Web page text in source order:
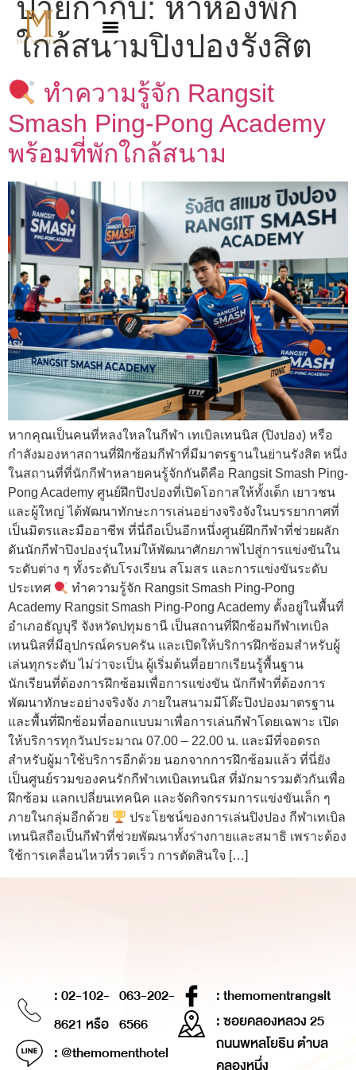
ป้ายกำกับ: หาห้องพัก
ใกล้สนามปิงปองรังสิต
ทำความรู้จัก Rangsit
Smash Ping-Pong Academy
พร้อมที่พักใกล้สนาม
หากคุณเป็นคนที่หลงใหลในกีฬา เทเบิลเทนนิส (ปิงปอง) หรือ
กำลังมองหาสถานที่ฝึกซ้อมกีฬาที่มีมาตรฐานในย่านรังสิต หนึ่ง
ในสถานที่ที่นักกีฬาหลายคนรู้จักกันดีคือ Rangsit Smash Ping-
Pong Academy ศูนย์ฝึกปิงปองที่เปิดโอกาสให้ทั้งเด็ก เยาวชน
และผู้ใหญ่ ได้พัฒนาทักษะการเล่นอย่างจริงจังในบรรยากาศที่
เป็นมิตรและมืออาชีพ ที่นี่ถือเป็นอีกหนึ่งศูนย์ฝึกกีฬาที่ช่วยผลัก
ดันนักกีฬาปิงปองรุ่นใหม่ให้พัฒนาศักยภาพไปสู่การแข่งขันใน
ระดับต่าง ๆ ทั้งระดับโรงเรียน สโมสร และการแข่งขันระดับ
ประเทศ
ทำความรู้จัก Rangsit Smash Ping-Pong
Academy Rangsit Smash Ping-Pong Academy ตั้งอยู่ในพื้นที่
อำเภอธัญบุรี จังหวัดปทุมธานี เป็นสถานที่ฝึกซ้อมกีฬาเทเบิล
เทนนิสที่มีอุปกรณ์ครบครัน และเปิดให้บริการฝึกซ้อมสำหรับผู้
เล่นทุกระดับ ไม่ว่าจะเป็น ผู้เริ่มต้นที่อยากเรียนรู้พื้นฐาน
นักเรียนที่ต้องการฝึกซ้อมเพื่อการแข่งขัน นักกีฬาที่ต้องการ
พัฒนาทักษะอย่างจริงจัง ภายในสนามมีโต๊ะปิงปองมาตรฐาน
และพื้นที่ฝึกซ้อมที่ออกแบบมาเพื่อการเล่นกีฬาโดยเฉพาะ เปิด
ให้บริการทุกวันประมาณ 07.00 – 22.00 น. และมีที่จอดรถ
สำหรับผู้มาใช้บริการอีกด้วย นอกจากการฝึกซ้อมแล้ว ที่นี่ยัง
เป็นศูนย์รวมของคนรักกีฬาเทเบิลเทนนิส ที่มักมารวมตัวกันเพื่อ
ฝึกซ้อม แลกเปลี่ยนเทคนิค และจัดกิจกรรมการแข่งขันเล็ก ๆ
ภายในกลุ่มอีกด้วย
ประโยชน์ของการเล่นปิงปอง กีฬาเทเบิล
เทนนิสถือเป็นกีฬาที่ช่วยพัฒนาทั้งร่างกายและสมาธิ เพราะต้อง
ใช้การเคลื่อนไหวที่รวดเร็ว การตัดสินใจ […]
: 02-102-
8621 หรือ
063-202-
6566
: @themomenthotel
: themomentrangsit
: ซอยคลองหลวง 25
ถนนพหลโยธิน ตำบล